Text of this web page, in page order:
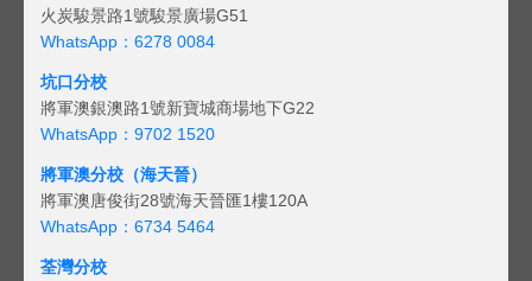
火炭駿景路1號駿景廣場G51
WhatsApp：6278 0084
坑口分校
將軍澳銀澳路1號新寶城商場地下G22
WhatsApp：9702 1520
將軍澳分校（海天晉）
將軍澳唐俊街28號海天晉匯1樓120A
WhatsApp：6734 5464
荃灣分校